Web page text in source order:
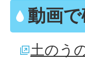
動画
土のう